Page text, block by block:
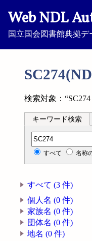
Web NDL
国立国会図書館典拠
検索対象：“SC274
キーワード検索
分類記号検索
すべて 名称
すべて (3 件)
個人名 (0 件)
家族名 (0 件)
団体名 (0 件)
地名 (0 件)